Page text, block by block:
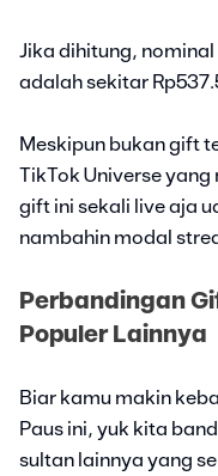
Jika dihitung,
adalah sekitar
Meskipun bukan gift
TikTok Universe
gift ini sekali live aja
nambahin modal
Perbandingan
Populer Lainnya
Biar kamu makin
Paus ini, yuk kita
sultan lainnya yang